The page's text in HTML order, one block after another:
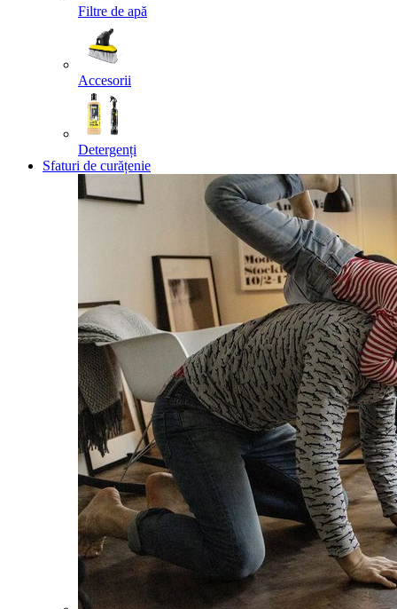
Filtre de apă
Accesorii
Detergenți
Sfaturi de curățenie